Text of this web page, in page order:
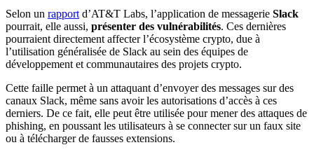
Selon un rapportd’AT&T Labs, l’application de messagerie Slack
pourrait, elle aussi, présenter des vulnérabilités. Ces dernières
pourraient directement affecter l’écosystème crypto, due à
l’utilisation généralisée de Slack au sein des équipes de
développement et communautaires des projets crypto.
Cette faille permet à un attaquant d’envoyer des messages sur des
canaux Slack, même sans avoir les autorisations d’accès à ces
derniers. De ce fait, elle peut être utilisée pour mener des attaques de
phishing, en poussant les utilisateurs à se connecter sur un faux site
ou à télécharger de fausses extensions.